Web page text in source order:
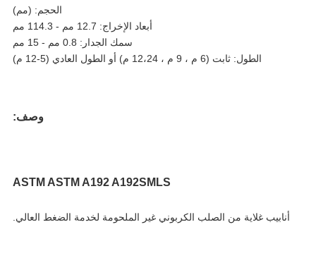
الحجم: (مم)
أبعاد الإخراج: 12.7 مم - 114.3 مم
سمك الجدار: 0.8 مم - 15 مم
الطول: ثابت (6 م ، 9 م ، 12،24 م) أو الطول العادي (5-12 م)
وصف:
ASTM ASTM A192 A192SMLS
أنابيب غلاية من الصلب الكربوني غير الملحومة لخدمة الضغط العالي.